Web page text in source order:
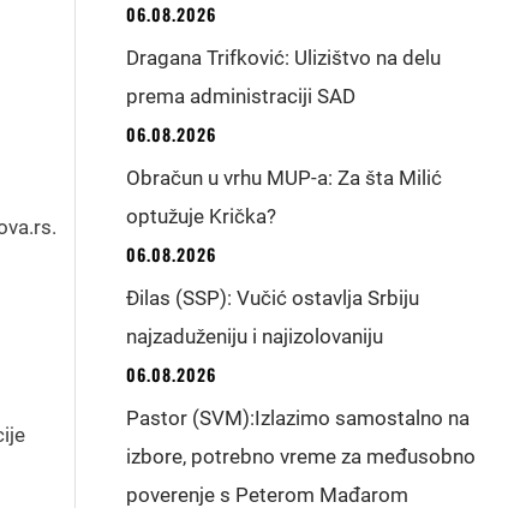
06.08.2026
Dragana Trifković: Ulizištvo na delu
prema administraciji SAD
06.08.2026
Obračun u vrhu MUP-a: Za šta Milić
optužuje Krička?
06.08.2026
Đilas (SSP): Vučić ostavlja Srbiju
najzaduženiju i najizolovaniju
06.08.2026
Pastor (SVM):Izlazimo samostalno na
izbore, potrebno vreme za međusobno
poverenje s Peterom Mađarom